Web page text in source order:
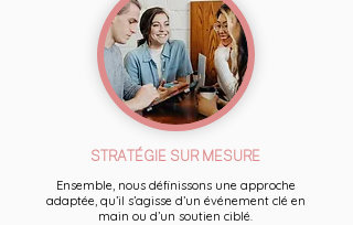
STRATÉGIE SUR MESURE
Ensemble, nous définissons une approche
adaptée, qu’il s’agisse d’un événement clé en
main ou d’un soutien ciblé.